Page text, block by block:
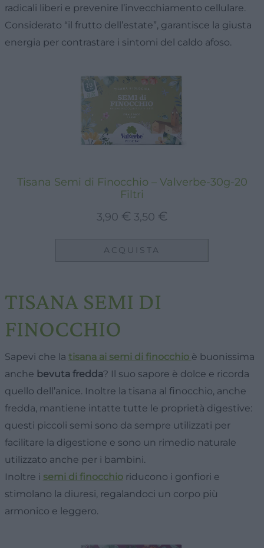
radicali liberi e prevenire l’invecchiamento cellulare.
Considerato “il frutto dell’estate”, garantisce la giusta
energia per contrastare i sintomi del caldo afoso.
Tisana Semi di Finocchio – Valverbe-30g-20
Filtri
3,90 € Il
originale
3,50 €
ACQUISTA
TISANA SEMI DI
FINOCCHIO
Sapevi che la tisana ai semi di finocchio è buonissima
anche bevuta fredda? Il suo sapore è dolce e ricorda
quello dell’anice. Inoltre la tisana al finocchio, anche
fredda, mantiene intatte tutte le proprietà digestive:
questi piccoli semi sono da sempre utilizzati per
facilitare la digestione e sono un rimedio naturale
utilizzato anche per i bambini.
Inoltre i semi di finocchioriducono i gonfiori e
stimolano la diuresi, regalandoci un corpo più
armonico e leggero.